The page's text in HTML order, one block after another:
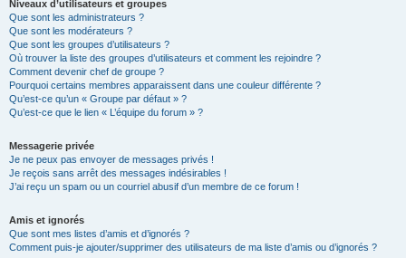
Niveaux d’utilisateurs et groupes
Que sont les administrateurs ?
Que sont les modérateurs ?
Que sont les groupes d’utilisateurs ?
Où trouver la liste des groupes d’utilisateurs et comment les rejoindre ?
Comment devenir chef de groupe ?
Pourquoi certains membres apparaissent dans une couleur différente ?
Qu’est-ce qu’un « Groupe par défaut » ?
Qu’est-ce que le lien « L’équipe du forum » ?
Messagerie privée
Je ne peux pas envoyer de messages privés !
Je reçois sans arrêt des messages indésirables !
J’ai reçu un spam ou un courriel abusif d’un membre de ce forum !
Amis et ignorés
Que sont mes listes d’amis et d’ignorés ?
Comment puis-je ajouter/supprimer des utilisateurs de ma liste d’amis ou d’ignorés ?